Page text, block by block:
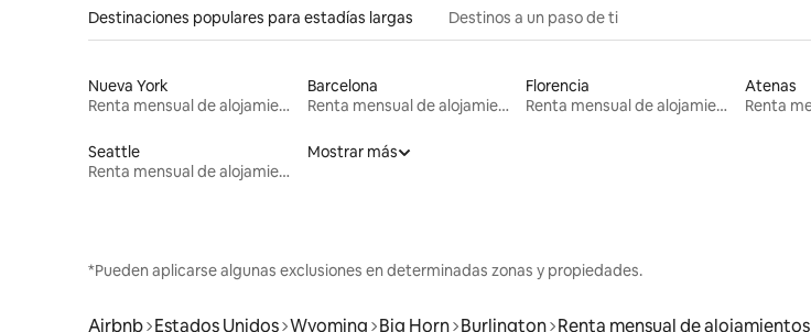
Destinaciones populares para estadías largas Destinos a un paso de ti
Nueva York
Renta mensual de alojamientos
Barcelona
Renta mensual de alojamientos
Florencia
Renta mensual de alojamientos
Atenas
Seattle
Renta mensual de alojamientos
Mostrar más
*Pueden aplicarse algunas exclusiones en determinadas zonas y propiedades.
Airbnb Estados Unidos Wyoming Big Horn Burlington Renta mensual de alojamientos